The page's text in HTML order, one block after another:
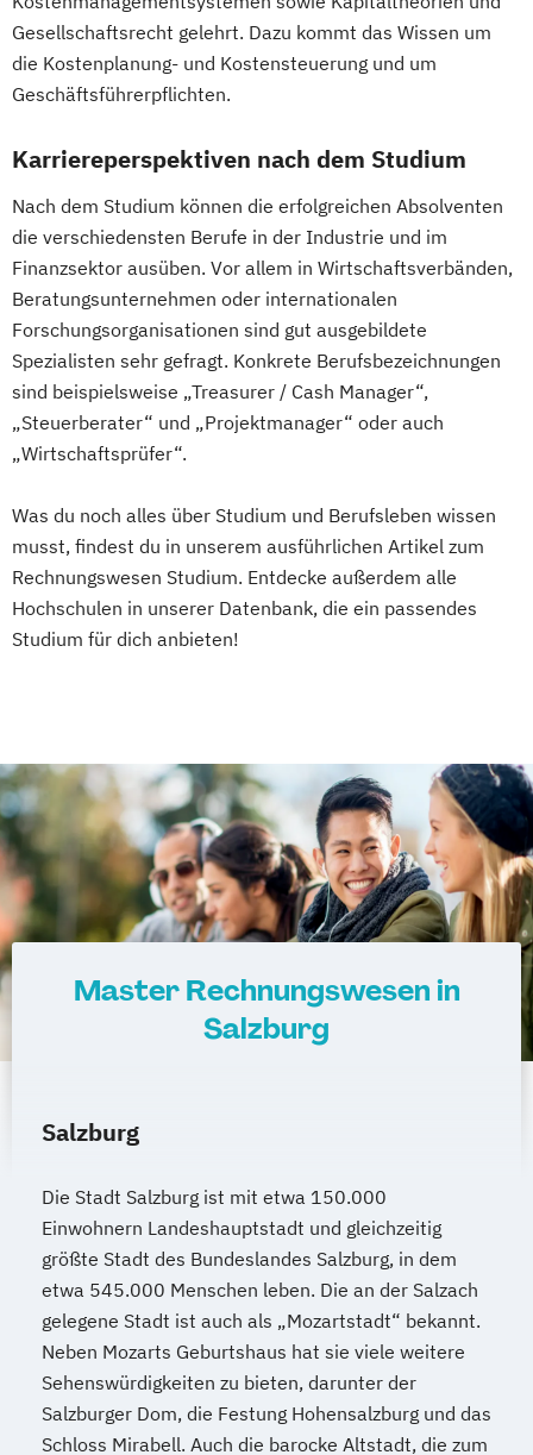
Gesellschaftsrecht gelehrt. Dazu kommt das Wissen um
die Kostenplanung- und Kostensteuerung und um
Geschäftsführerpflichten.
Karriereperspektiven nach dem Studium
Nach dem Studium können die erfolgreichen Absolventen
die verschiedensten Berufe in der Industrie und im
Finanzsektor ausüben. Vor allem in Wirtschaftsverbänden,
Beratungsunternehmen oder internationalen
Forschungsorganisationen sind gut ausgebildete
Spezialisten sehr gefragt. Konkrete Berufsbezeichnungen
sind beispielsweise „Treasurer / Cash Manager“,
„Steuerberater“ und „Projektmanager“ oder auch
„Wirtschaftsprüfer“.
Was du noch alles über Studium und Berufsleben wissen
musst, findest du in unserem ausführlichen Artikel zum
Rechnungswesen Studium. Entdecke außerdem alle
Hochschulen in unserer Datenbank, die ein passendes
Studium für dich anbieten!
Master Rechnungswesen in
Salzburg
Salzburg
Die Stadt Salzburg ist mit etwa 150.000
Einwohnern Landeshauptstadt und gleichzeitig
größte Stadt des Bundeslandes Salzburg, in dem
etwa 545.000 Menschen leben. Die an der Salzach
gelegene Stadt ist auch als „Mozartstadt“ bekannt.
Neben Mozarts Geburtshaus hat sie viele weitere
Sehenswürdigkeiten zu bieten, darunter der
Salzburger Dom, die Festung Hohensalzburg und das
Schloss Mirabell. Auch die barocke Altstadt, die zum